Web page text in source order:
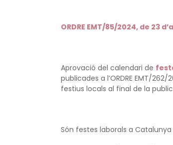
ORDRE EMT/85/2024, de 23
Aprovació del calendari de
publicades a l’ORDRE EMT/
festius locals al final de la
Són festes laborals a Catalunya